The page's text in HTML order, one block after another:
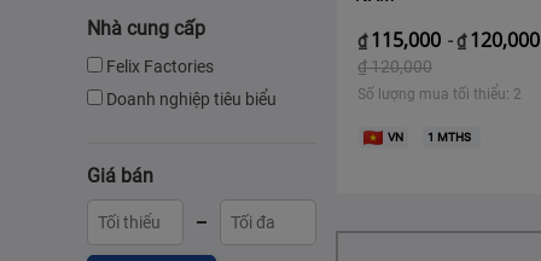
Nhà cung cấp
Felix Factories
Doanh nghiệp tiêu biểu
Giá bán
₫ 115,000 -₫ 120,000
₫120,000
Số lượng mua tối thiểu: 2
VN 1 MTHS